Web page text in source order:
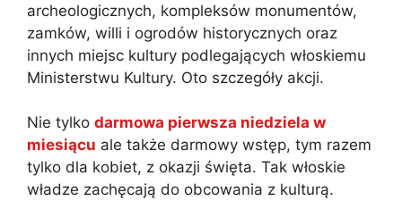
archeologicznych, kompleksów monumentów,
zamków, willi i ogrodów historycznych oraz
innych miejsc kultury podlegających włoskiemu
Ministerstwu Kultury. Oto szczegóły akcji.
Nie tylko darmowa pierwsza niedziela w
miesiącu ale także darmowy wstęp, tym razem
tylko dla kobiet, z okazji święta. Tak włoskie
władze zachęcają do obcowania z kulturą.